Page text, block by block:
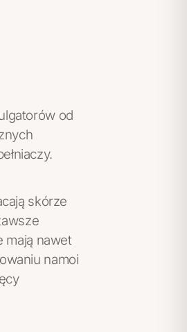
od
skórze
mają nawet
namoi